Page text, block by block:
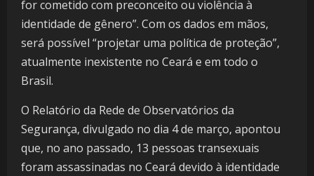
for cometido com preconceito ou violência à
identidade de gênero”. Com os dados em mãos,
será possível “projetar uma política de proteção”,
atualmente inexistente no Ceará e em todo o
Brasil.
O Relatório da Rede de Observatórios da
Segurança, divulgado no dia 4 de março, apontou
que, no ano passado, 13 pessoas transexuais
foram assassinadas no Ceará devido à identidade